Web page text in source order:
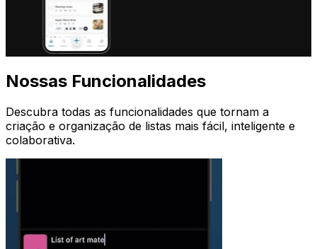
Nossas Funcionalidades
Descubra todas as funcionalidades que tornam a
criação e organização de listas mais fácil, inteligente e
colaborativa.